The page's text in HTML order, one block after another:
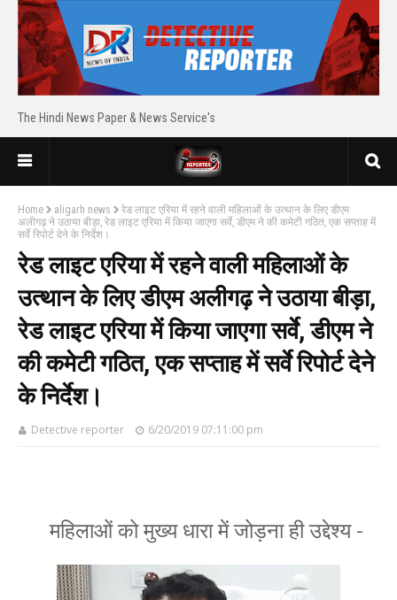
The Hindi News Paper & News Service's
Home aligarh news
रेड लाइट एरिया में रहने वाली महिलाओं के उत्थान के लिए डीएम
अलीगढ़ ने उठाया बीड़ा, रेड लाइट एरिया में किया जाएगा सर्वे, डीएम ने की कमेटी गठित, एक सप्ताह में
सर्वे रिपोर्ट देने के निर्देश।
रेड लाइट एरिया में रहने वाली महिलाओं के
उत्थान के लिए डीएम अलीगढ़ ने उठाया बीड़ा,
रेड लाइट एरिया में किया जाएगा सर्वे, डीएम ने
की कमेटी गठित, एक सप्ताह में सर्वे रिपोर्ट देने
के निर्देश।
Detective reporter 6/20/2019 07:11:00 pm
महिलाओं को मुख्य धारा में जोड़ना ही उद्देश्य -